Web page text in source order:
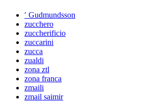
′ Gudmundsson
zucchero
zuccherificio
zuccarini
zucca
zualdi
zona ztl
zona franca
zmaili
zmail saimir